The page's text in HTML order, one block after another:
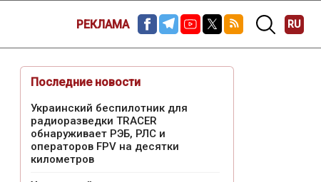
РЕКЛАМА RU
Последние новости
Украинский беспилотник для
радиоразведки TRACER
обнаруживает РЭБ, РЛС и
операторов FPV на десятки
километров